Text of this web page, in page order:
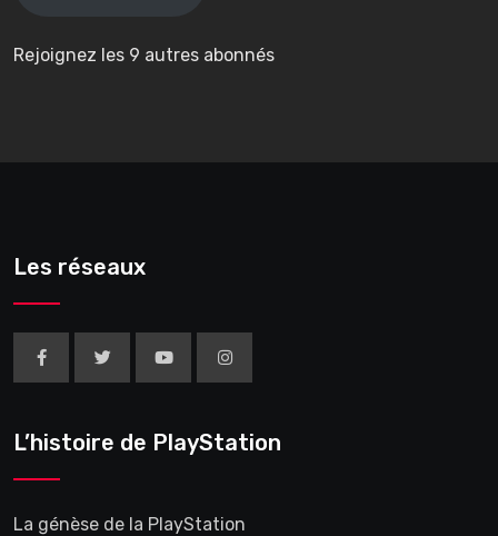
Rejoignez les 9 autres abonnés
Les réseaux
L’histoire de PlayStation
La génèse de la PlayStation